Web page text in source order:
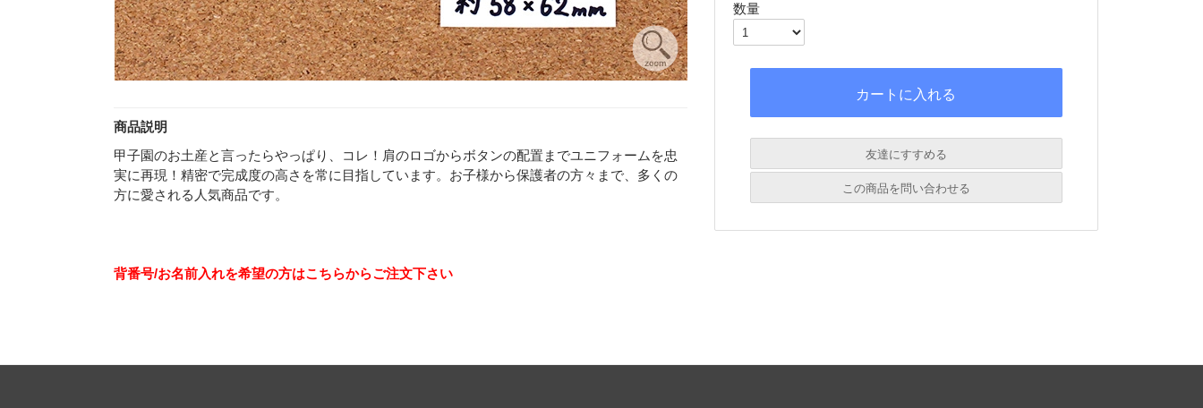
商品説明
甲子園のお土産と言ったらやっぱり、コレ！肩のロゴからボタンの配置までユニフォームを忠
実に再現！精密で完成度の高さを常に目指しています。お子様から保護者の方々まで、多くの
方に愛される人気商品です。
背番号/お名前入れを希望の方はこちらからご注文下さい
数量
友達にすすめる
必須
この商品を問い合わせる